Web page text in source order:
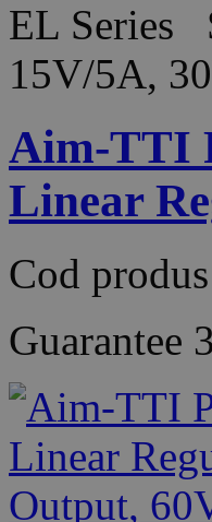
EL Series
15V/5A,
Aim-TTI
Linear
Cod produs
Guarantee